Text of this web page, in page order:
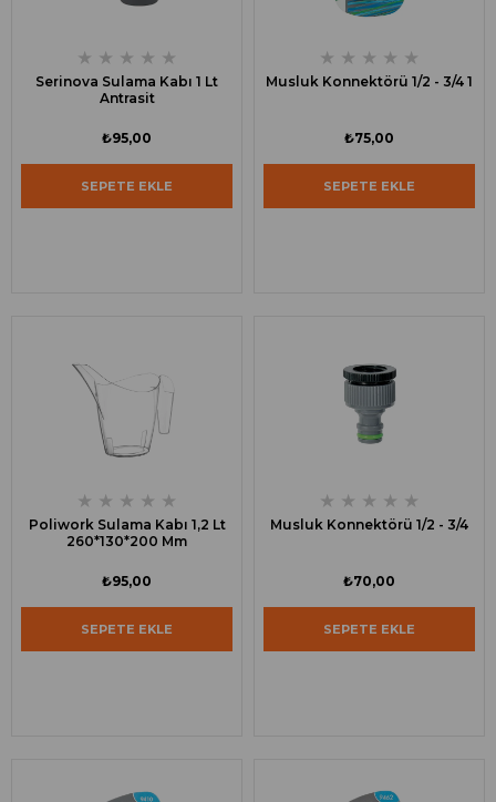
★ ★ ★ ★ ★
Serinova Sulama Kabı 1 Lt
Antrasit
₺95,00
SEPETE EKLE
★ ★ ★ ★ ★
Musluk Konnektörü 1/2 - 3/4 1
₺75,00
SEPETE EKLE
★ ★ ★ ★ ★
Poliwork Sulama Kabı 1,2 Lt
260*130*200 Mm
₺95,00
SEPETE EKLE
★ ★ ★ ★ ★
Musluk Konnektörü 1/2 - 3/4
₺70,00
SEPETE EKLE